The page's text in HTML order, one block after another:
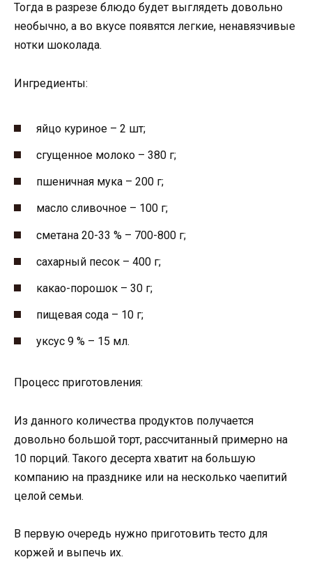
Тогда в разрезе блюдо будет выглядеть довольно
необычно, а во вкусе появятся легкие, ненавязчивые
нотки шоколада.
Ингредиенты:
яйцо куриное – 2 шт;
сгущенное молоко – 380 г;
пшеничная мука – 200 г;
масло сливочное – 100 г;
сметана 20-33 % – 700-800 г;
сахарный песок – 400 г;
какао-порошок – 30 г;
пищевая сода – 10 г;
уксус 9 % – 15 мл.
Процесс приготовления:
Из данного количества продуктов получается
довольно большой торт, рассчитанный примерно на
10 порций. Такого десерта хватит на большую
компанию на празднике или на несколько чаепитий
целой семьи.
В первую очередь нужно приготовить тесто для
коржей и выпечь их.